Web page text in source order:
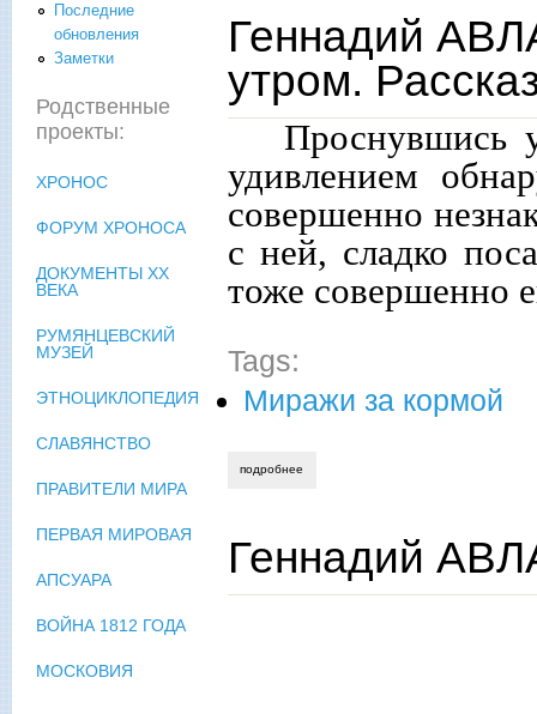
Геннадий
утром.
Проснувшись
удивлением
совершенно
с ней, сладко
тоже совершенно
Tags:
Миражи за кормой
подробнее
Геннадий
Последние
обновления
Заметки
Родственные
проекты:
ХРОНОС
ФОРУМ ХРОНОСА
ДОКУМЕНТЫ XX
ВЕКА
РУМЯНЦЕВСКИЙ
МУЗЕЙ
ЭТНОЦИКЛОПЕДИЯ
СЛАВЯНСТВО
ПРАВИТЕЛИ МИРА
ПЕРВАЯ МИРОВАЯ
АПСУАРА
ВОЙНА 1812 ГОДА
МОСКОВИЯ